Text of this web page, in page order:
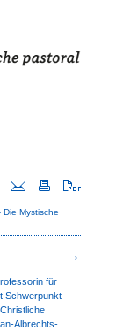
Die Mystische
Seite versenden
Seite drucken
für
Schwerpunkt
Albrechts-